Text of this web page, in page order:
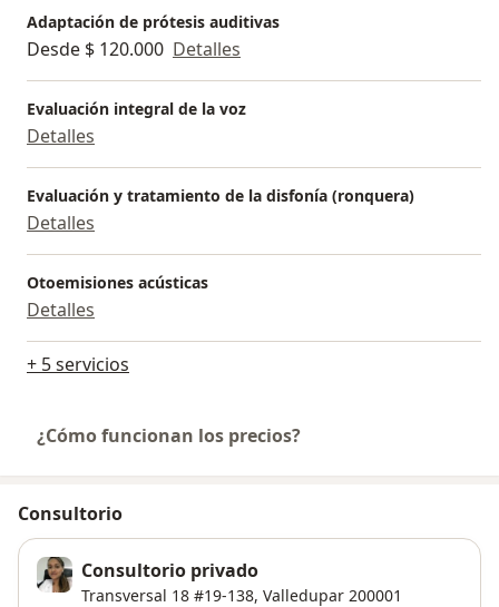
Adaptación de prótesis auditivas
Desde $ 120.000 Detalles
Evaluación integral de la voz
Detalles
Evaluación y tratamiento de la disfonía (ronquera)
Detalles
Otoemisiones acústicas
Detalles
+ 5 servicios
¿Cómo funcionan los precios?
Consultorio
Consultorio privado
Transversal 18 #19-138, Valledupar 200001